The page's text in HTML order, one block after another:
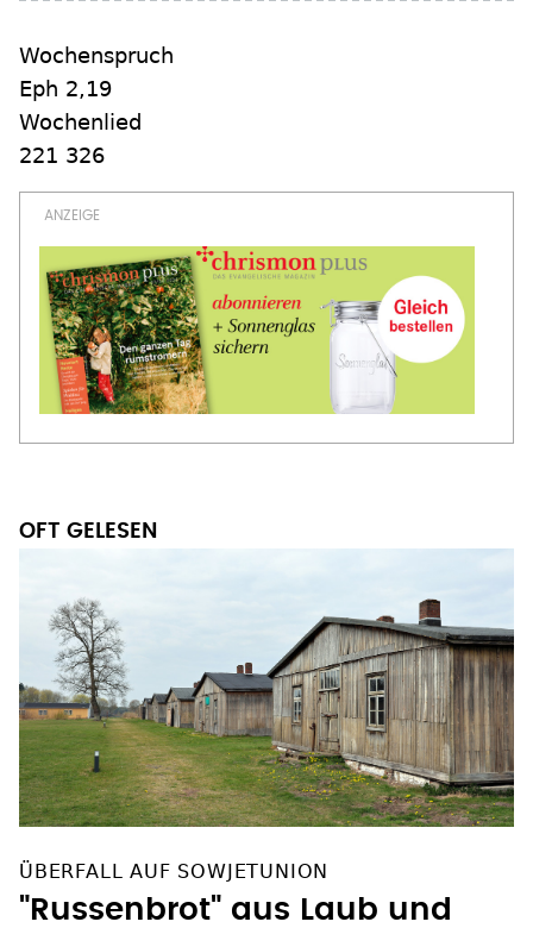
Wochenspruch
Eph 2,19
Wochenlied
221 326
OFT GELESEN
ÜBERFALL AUF SOWJETUNION
"Russenbrot" aus Laub und